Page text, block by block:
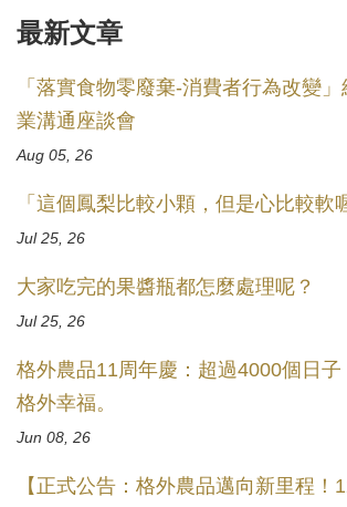
最新文章
「落實食物零廢棄-消費者行為改變
業溝通座談會
Aug 05, 26
「這個鳳梨比較小顆，但是心比較軟
Jul 25, 26
大家吃完的果醬瓶都怎麼處理呢？
Jul 25, 26
格外農品11周年慶：超過4000個日子
格外幸福。
Jun 08, 26
【正式公告：格外農品邁向新里程！